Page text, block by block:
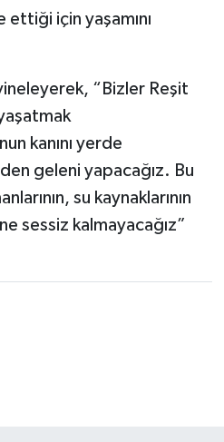
ettiği için yaşamını
“Bizler Reşit
kanını yerde
geleni yapacağız. Bu
su kaynaklarının
sessiz kalmayacağız”